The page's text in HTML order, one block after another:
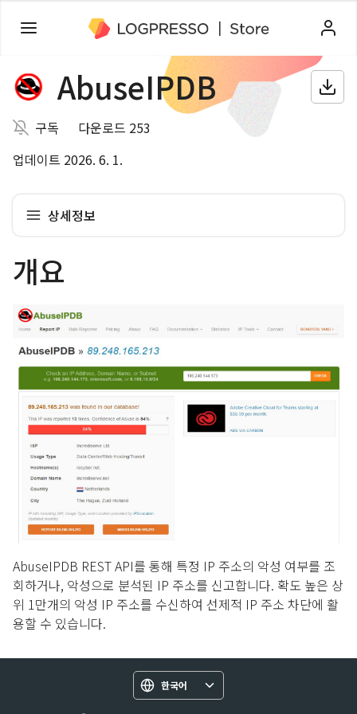
AbuseIPDB
구독
다운로드 253
업데이트 2026. 6. 1.
상세정보
개요
AbuseIPDB REST API를 통해 특정 IP 주소의 악성 여부를 조
회하거나, 악성으로 분석된 IP 주소를 신고합니다. 확도 높은 상
위 1만개의 악성 IP 주소를 수신하여 선제적 IP 주소 차단에 활
용할 수 있습니다.
한국어